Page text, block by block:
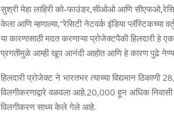
सुश्री मेहा लाहिरी को-फाउंडर,सीओओ आणि सीएफओ,
केला आणि म्हणाल्या,“रेसिटी नेटवर्क इंडिया प्लॅस्टिकच्या
या कारणासाठी मदत करणाऱ्या प्रोजेक्टपैकी हिलदारी
प्रगतीमुळे आम्ही खूप आनंदी आहोत आणि हे कारण पुढे
हिलदारी प्रोजेक्ट ने भारतभर त्याच्या विद्यमान ठिकाणी
विलगीकरणाद्वारे वळवला आहे.20,000 हून अधिक
विलगीकरण साध्य केले गेले आहे.